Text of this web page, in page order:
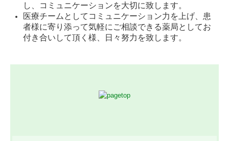
し、コミュニケーションを大切に致します。
医療チームとしてコミュニケーション力を上げ、患
者様に寄り添って気軽にご相談できる薬局としてお
付き合いして頂く様、日々努力を致します。